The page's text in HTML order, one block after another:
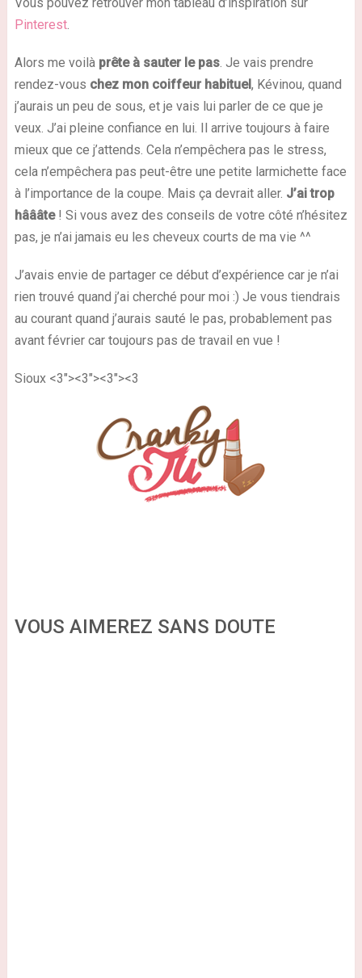
Pinterest.
Alors me voilà prête à sauter le pas. Je vais prendre
rendez-vous chez mon coiffeur habituel, Kévinou, quand
j’aurais un peu de sous, et je vais lui parler de ce que je
veux. J’ai pleine confiance en lui. Il arrive toujours à faire
mieux que ce j’attends. Cela n’empêchera pas le stress,
cela n’empêchera pas peut-être une petite larmichette face
à l’importance de la coupe. Mais ça devrait aller. J’ai trop
hâââte! Si vous avez des conseils de votre côté n’hésitez
pas, je n’ai jamais eu les cheveux courts de ma vie ^^
J’avais envie de partager ce début d’expérience car je n’ai
rien trouvé quand j’ai cherché pour moi :) Je vous tiendrais
au courant quand j’aurais sauté le pas, probablement pas
avant février car toujours pas de travail en vue !
Sioux <3"><3"><3"><3
VOUS AIMEREZ SANS DOUTE